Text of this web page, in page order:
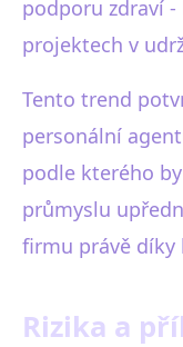
podporu zdraví
projektech v
Tento trend
personální
podle kterého
průmyslu
firmu právě
Rizika a